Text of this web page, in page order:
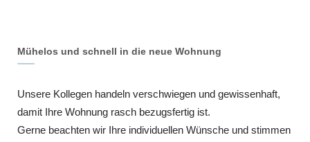
Mühelos und schnell in die neue Wohnung
Unsere Kollegen handeln verschwiegen und gewissenhaft,
damit Ihre Wohnung rasch bezugsfertig ist.
Gerne beachten wir Ihre individuellen Wünsche und stimmen